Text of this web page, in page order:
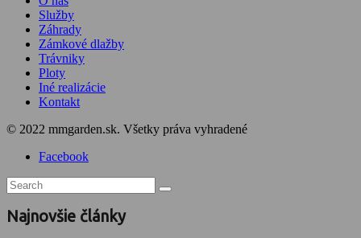
Služby
Záhrady
Zámkové dlažby
Trávniky
Ploty
Iné realizácie
Kontakt
© 2022 mmgarden.sk. Všetky práva vyhradené
Facebook
Najnovšie články